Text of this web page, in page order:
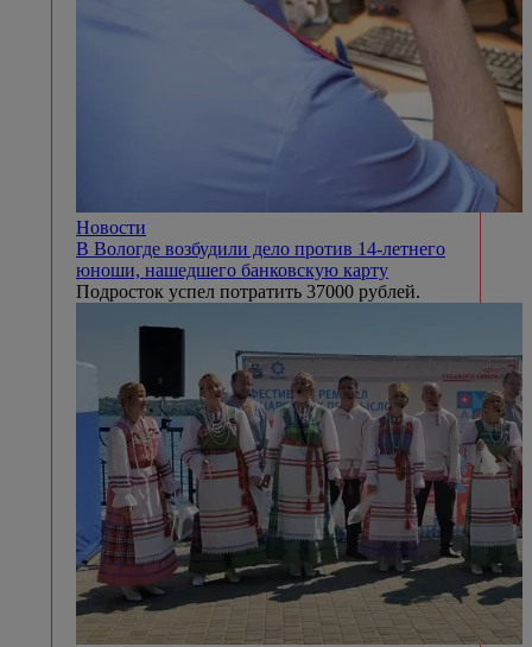
Новости
В Вологде возбудили дело против 14-летнего
юноши, нашедшего банковскую карту
Подросток успел потратить 37000 рублей.